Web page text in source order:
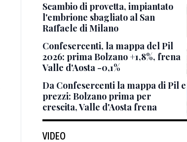
Scambio di provetta, impiantato
l'embrione sbagliato al San
Raffaele di Milano
Confesercenti, la mappa del Pil
2026: prima Bolzano +1,8%, frena
Valle d'Aosta -0,1%
Da Confesercenti la mappa di Pil e
prezzi: Bolzano prima per
crescita, Valle d'Aosta frena
VIDEO